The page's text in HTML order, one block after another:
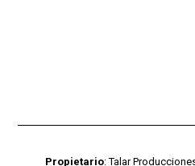
Propietario: Talar